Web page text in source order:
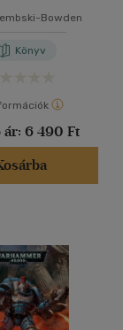
Bowden
Könyv
ár: 6 490 Ft